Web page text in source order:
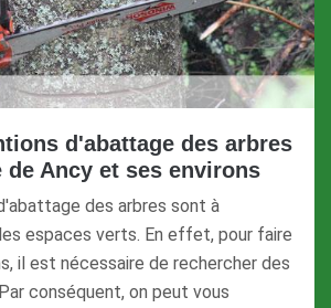
d'abattage des arbres
Ancy et ses environs
des arbres sont à
espaces verts. En effet, pour faire
il est nécessaire de rechercher des
conséquent, on peut vous